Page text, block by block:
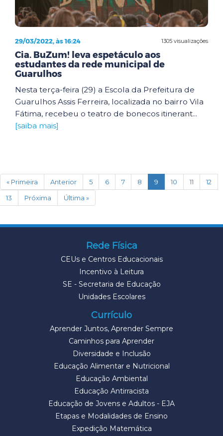
1305 visualizações
29/03/2022, às 16:24
Cia. BuZum! leva espetáculo aos
estudantes da rede municipal de
Guarulhos
Nesta terça-feira (29) a Escola da Prefeitura de
Guarulhos Assis Ferreira, localizada no bairro Vila
Fátima, recebeu o teatro de bonecos itinerant...
[saiba mais]
« Primeira Anterior 5 6 7 8 9 (current)
10 11
12
13
Próxima Última »
Rede Física
CEUs e Centros Educacionais
Incentivo à Leitura
SE - Secretaria de Educação
Unidades Escolares
Currículo
Aprender Juntos, Aprender Sempre
Caminhos para Aprender
Diversidade e Inclusão
Educação Alimentar e Nutricional
Educação Ambiental
Educação Antirracista
Educação de Jovens e Adultos - EJA
Etapas e Modalidades de Ensino
Expedição Matemática